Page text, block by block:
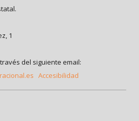
1
del siguiente email:
Accesibilidad